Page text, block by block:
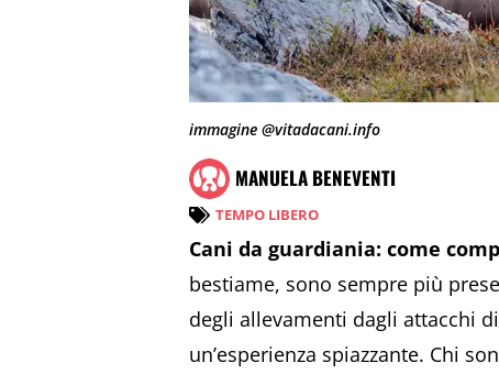
immagine @vitadacani.info
MANUELA BENEVENTI
TEMPO LIBERO
Cani da guardiania: come
bestiame, sono sempre più
degli allevamenti dagli attacchi
un’esperienza spiazzante. Chi